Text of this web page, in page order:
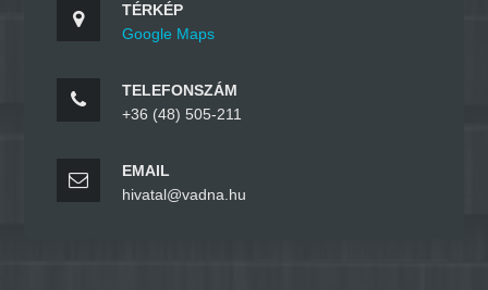
TÉRKÉP
Google Maps
TELEFONSZÁM
+36 (48) 505-211
EMAIL
hivatal@vadna.hu